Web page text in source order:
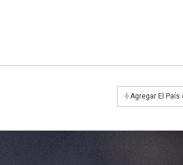
+Agregar El País